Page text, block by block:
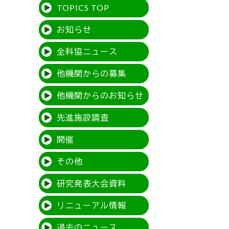
TOPICS TOP
お知らせ
全科協ニュース
他機関からの募集
他機関からのお知らせ
先進施設調査
開催
その他
研究発表大会資料
リニューアル情報
過去のニュース